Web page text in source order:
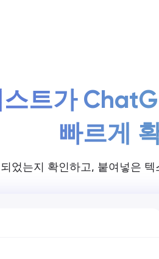
트가
빠르게
었는지 확인하고, 붙여넣은